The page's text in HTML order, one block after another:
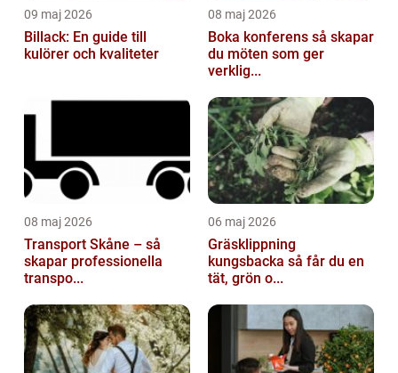
09 maj 2026
Billack: En guide till
kulörer och kvaliteter
08 maj 2026
Boka konferens så skapar
du möten som ger
verklig...
08 maj 2026
Transport Skåne – så
skapar professionella
transpo...
06 maj 2026
Gräsklippning
kungsbacka så får du en
tät, grön o...